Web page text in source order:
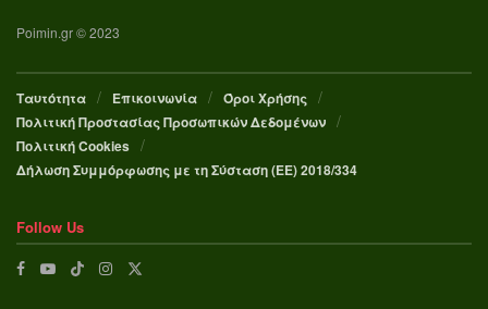
Poimin.gr © 2023
Ταυτότητα Επικοινωνία
Όροι Χρήσης
Πολιτική Προστασίας Προσωπικών Δεδομένων
Πολιτική Cookies
Δήλωση Συμμόρφωσης με τη Σύσταση (ΕΕ) 2018/334
Follow Us